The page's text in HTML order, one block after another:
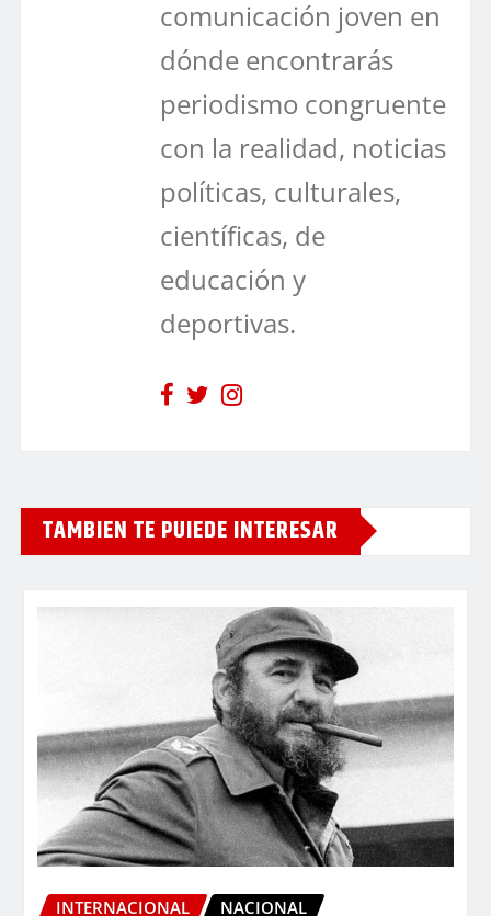
comunicación joven en
dónde encontrarás
periodismo congruente
con la realidad, noticias
políticas, culturales,
científicas, de
educación y
deportivas.
TAMBIEN TE PUIEDE INTERESAR
INTERNACIONAL NACIONAL